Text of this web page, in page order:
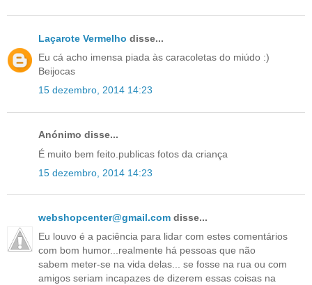
Laçarote Vermelho disse...
Eu cá acho imensa piada às caracoletas do miúdo :)
Beijocas
15 dezembro, 2014 14:23
Anónimo disse...
É muito bem feito.publicas fotos da criança
15 dezembro, 2014 14:23
webshopcenter@gmail.com disse...
Eu louvo é a paciência para lidar com estes comentários
com bom humor...realmente há pessoas que não
sabem meter-se na vida delas... se fosse na rua ou com
amigos seriam incapazes de dizerem essas coisas na